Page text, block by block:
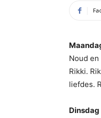
Noud
Rikki.
liefdes.